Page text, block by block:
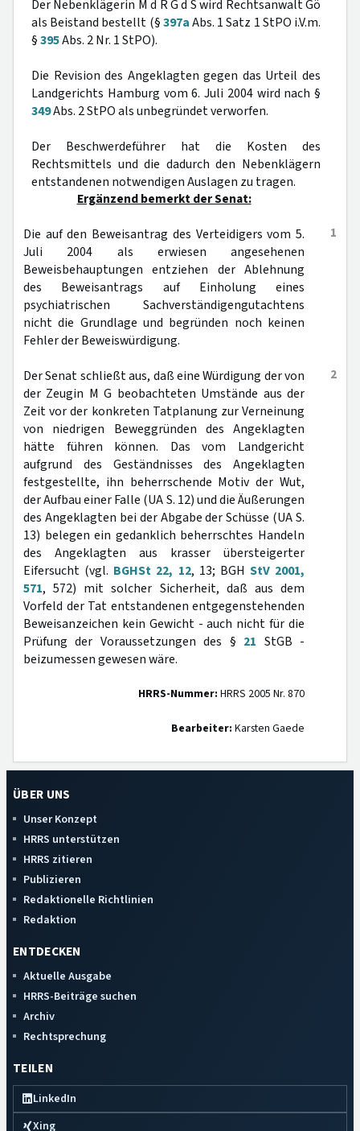
Der Nebenklägerin M d R G d S wird Rechtsanwalt Gö
als Beistand bestellt (§397aAbs. 1 Satz 1 StPO i.V.m.
§395Abs. 2 Nr. 1 StPO).
Die Revision des Angeklagten gegen das Urteil des
Landgerichts Hamburg vom 6. Juli 2004 wird nach §
349Abs. 2 StPO als unbegründet verworfen.
Der Beschwerdeführer hat die Kosten des
Rechtsmittels und die dadurch den Nebenklägern
entstandenen notwendigen Auslagen zu tragen.
Ergänzend bemerkt der Senat:
1
Die auf den Beweisantrag des Verteidigers vom 5.
Juli 2004 als erwiesen angesehenen
Beweisbehauptungen entziehen der Ablehnung
des Beweisantrags auf Einholung eines
psychiatrischen Sachverständigengutachtens
nicht die Grundlage und begründen noch keinen
Fehler der Beweiswürdigung.
2
Der Senat schließt aus, daß eine Würdigung der von
der Zeugin M G beobachteten Umstände aus der
Zeit vor der konkreten Tatplanung zur Verneinung
von niedrigen Beweggründen des Angeklagten
hätte führen können. Das vom Landgericht
aufgrund des Geständnisses des Angeklagten
festgestellte, ihn beherrschende Motiv der Wut,
der Aufbau einer Falle (UA S. 12) und die Äußerungen
des Angeklagten bei der Abgabe der Schüsse (UA S.
13) belegen ein gedanklich beherrschtes Handeln
des Angeklagten aus krasser übersteigerter
Eifersucht (vgl. BGHSt 22, 12, 13; BGH StV 2001,
571, 572) mit solcher Sicherheit, daß aus dem
Vorfeld der Tat entstandenen entgegenstehenden
Beweisanzeichen kein Gewicht - auch nicht für die
Prüfung der Voraussetzungen des § 21 StGB -
beizumessen gewesen wäre.
HRRS-Nummer: HRRS 2005 Nr. 870
Bearbeiter: Karsten Gaede
ÜBER UNS
Unser Konzept
HRRS unterstützen
HRRS zitieren
Publizieren
Redaktionelle Richtlinien
Redaktion
ENTDECKEN
Aktuelle Ausgabe
HRRS-Beiträge suchen
Archiv
Rechtsprechung
TEILEN
LinkedIn
Xing